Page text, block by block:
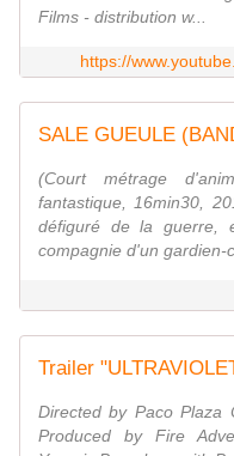
Films - distribution w...
https://
SALE GUEULE
(Court métrage
fantastique, 16min30,
défiguré de la guerre,
compagnie d'un gardien-
Trailer
Directed by Paco Plaza
Produced by Fire